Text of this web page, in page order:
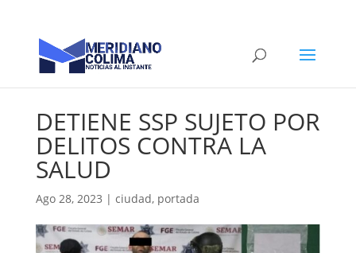
DETIENE SSP SUJETO POR
DELITOS CONTRA LA
SALUD
Ago 28, 2023 | ciudad, portada